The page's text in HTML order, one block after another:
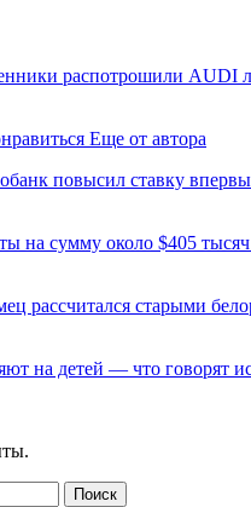
распотрошили AUDI
Еще от автора
повысил ставку
на сумму около $405
рассчитался старыми
на детей — что говорят